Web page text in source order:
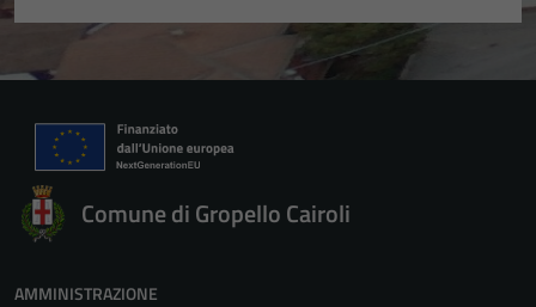
Comune di Gropello Cairoli
AMMINISTRAZIONE